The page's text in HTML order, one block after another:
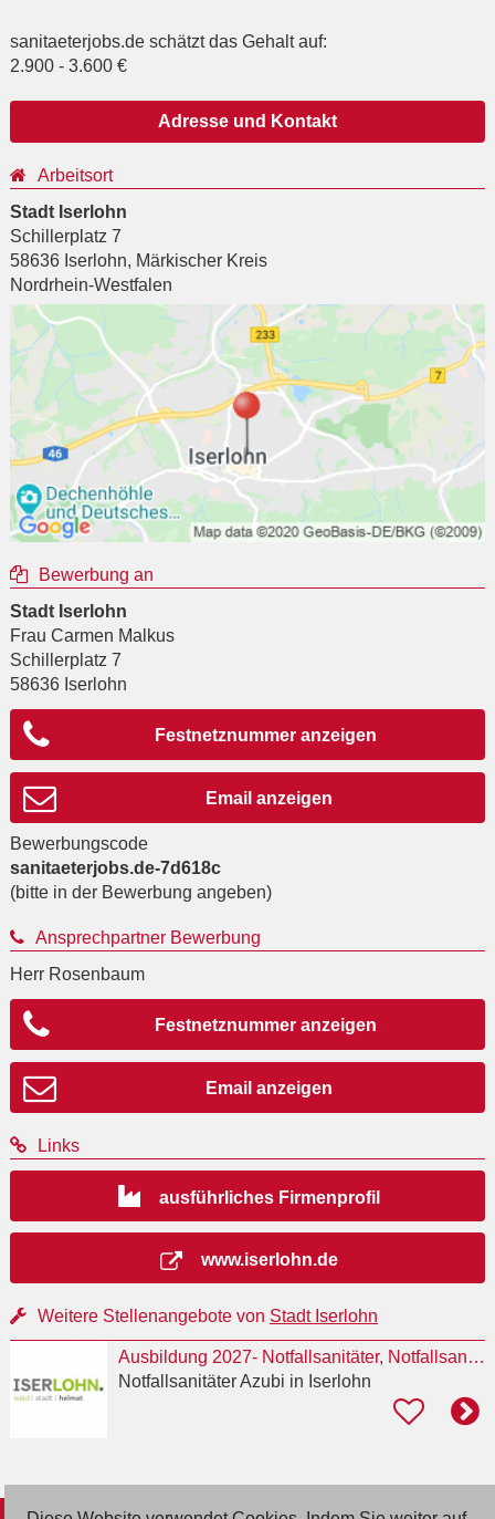
sanitaeterjobs.de schätzt das Gehalt auf:
2.900 - 3.600 €
Adresse und Kontakt
Arbeitsort
Stadt Iserlohn
Schillerplatz 7
58636 Iserlohn, Märkischer Kreis
Nordrhein-Westfalen
Bewerbung an
Stadt Iserlohn
Frau Carmen Malkus
Schillerplatz 7
58636 Iserlohn
Festnetznummer anzeigen
Email anzeigen
Bewerbungscode
sanitaeterjobs.de-7d618c
(bitte in der Bewerbung angeben)
Ansprechpartner Bewerbung
Herr Rosenbaum
Festnetznummer anzeigen
Email anzeigen
Links
ausführliches Firmenprofil
www.iserlohn.de
Weitere Stellenangebote von Stadt Iserlohn
Ausbildung 2027- Notfallsanitäter, Notfallsanitäterin (m/w/d)
Notfallsanitäter Azubi in Iserlohn